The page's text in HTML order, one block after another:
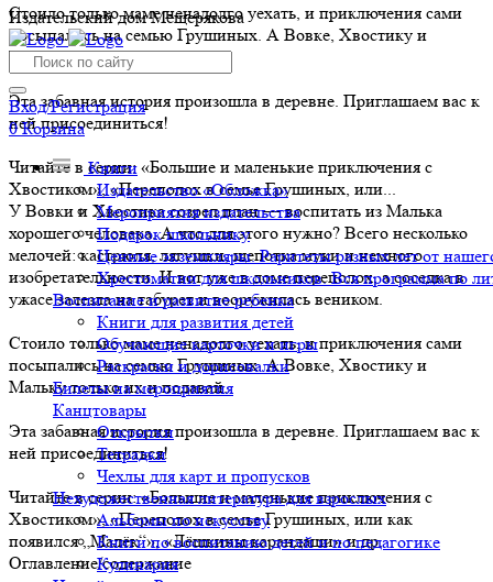
Издательский дом Мещерякова
Вход/Регистрация
0 Корзина
Книги
Издательство «Обложка»
Мероприятия издательства
Подарок школьнику
Ценные экземпляры. Раритеты разных лет от
Хрестоматии для школьников. Вся программа по
Воспитание и развитие ребенка
Книги для развития детей
Обучающие карточки и игры
Раскраски и дорисовалки
Билеты на мероприятия
Канцтовары
Открытки
Тетрадки
Чехлы для карт и пропусков
Нехудожественная литература для взрослых
Альбомы по искусству
Книги по воспитанию детей и по педагогике
Кулинария
Стоило только маме ненадолго уехать, и приключения сами
посыпались на семью Грушиных. А Вовке, Хвостику и
Мальку только их и подавай.
Эта забавная история произошла в деревне. Приглашаем вас к
ней присоединиться!
Читайте в серии: «Большие и маленькие приключения с
Хвостиком», «Переполох в семье Грушиных, или...
У Вовки и Хвостика созрел план — воспитать из Малька
хорошего человека. А что для этого нужно? Всего несколько
мелочей: кастрюля, лягушки, щепотка муки и немного
изобретательности. И вот уже в доме переполох, а соседка в
ужасе залезла на табурет и вооружилась веником.
Стоило только маме ненадолго уехать, и приключения сами
посыпались на семью Грушиных. А Вовке, Хвостику и
Мальку только их и подавай.
Эта забавная история произошла в деревне. Приглашаем вас к
ней присоединиться!
Читайте в серии: «Большие и маленькие приключения с
Хвостиком», «Переполох в семье Грушиных, или как
появился „Малёк“», «Лёшкины карандаши» и др.
Оглавление/содержание